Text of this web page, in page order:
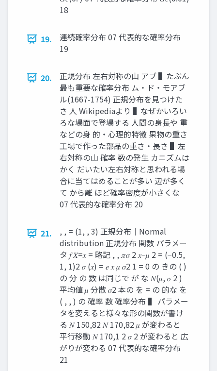
18
19.
連続確率分布 07 代表的な確率分布
19
20.
正規分布 左右対称の山 アブ ▌たぶん
最も重要な確率分布 ム・ド・モアブ
ル(1667-1754) 正規分布を見つけた
さ 人 Wikipediaより ▌なぜかいろい
ろな場面で登場する 人間の身長や 重
などの身 的・心理的特徴 果物の重さ
工場で作った部品の重さ・長さ ▌左
右対称の山 確率 数の発生 カニズムは
かく だいたい左右対称と思われる場
合に当てはめることが多い 辺が多く
て から離 ほど確率密度が小さくな
07 代表的な確率分布 20
21.
, , = (1, , 3) 正規分布｜Normal
distribution 正規分布 関数 パラメー
タ 𝑓 𝑋=𝑥 = 略記 , , 𝜋𝜎 2 𝑥−𝜇 2 = (−0.5,
1, 1)2 𝜎 (𝑥) = 𝑒 𝑥 𝜇 𝜎2 1 = 0 の きの ( )
の 分 の 数 は同じで が な 𝑁(𝜇, 𝜎 2 )
平均値 𝜇 分散 𝜎2 本の を = の 的な を
( , , ) の 確率 数 確率分布 ▌ パラメー
タを変えると様々な形の関数が書け
る 𝑁 150,82 𝑁 170,82 𝜇 が変わると
平行移動 𝑁 170,1 2 𝜎 2 が変わると 広
がりが変わる 07 代表的な確率分布
21